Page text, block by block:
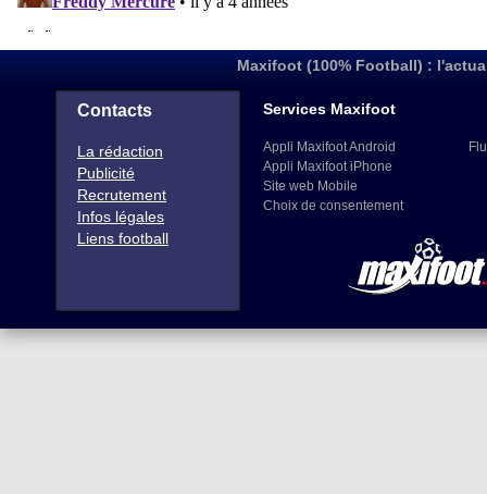
Maxifoot (100% Football) :
Contacts
La rédaction
Publicité
Recrutement
Infos légales
Liens football
Services Maxifoot
Appli Maxifoot Android
Appli Maxifoot iPhone
Site web Mobile
Choix de consentement